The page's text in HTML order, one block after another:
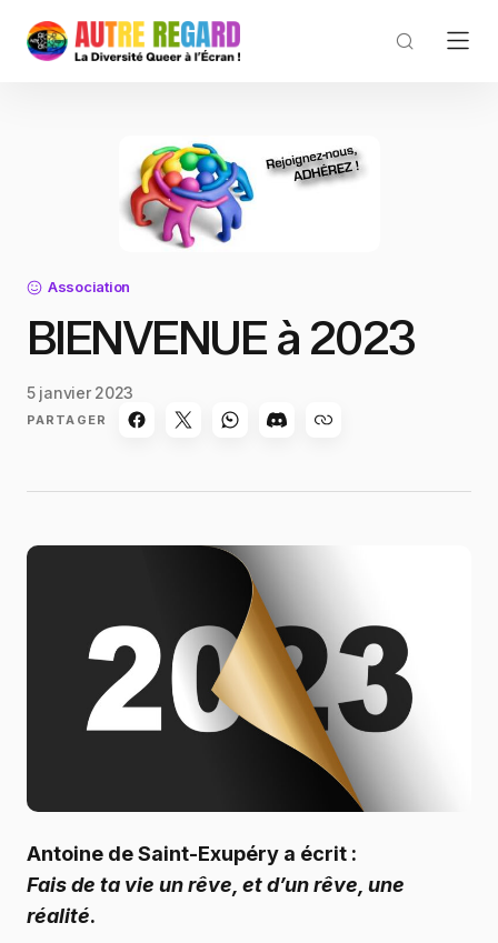
Association
BIENVENUE à 2023
5 janvier 2023
PARTAGER
Antoine de Saint-Exupéry a écrit :
Fais de ta vie un rêve, et d’un rêve, une
réalité.